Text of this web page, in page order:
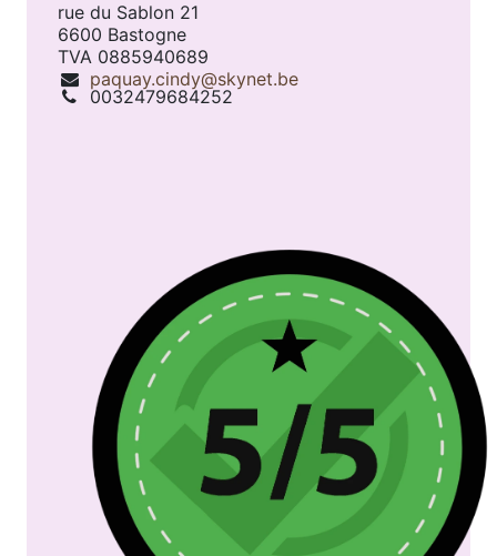
rue du Sablon 21
6600 Bastogne
TVA 0885940689
paquay.cindy@skynet.be
0032479684252